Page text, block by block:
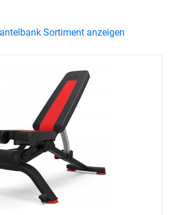
Sortiment anzeigen